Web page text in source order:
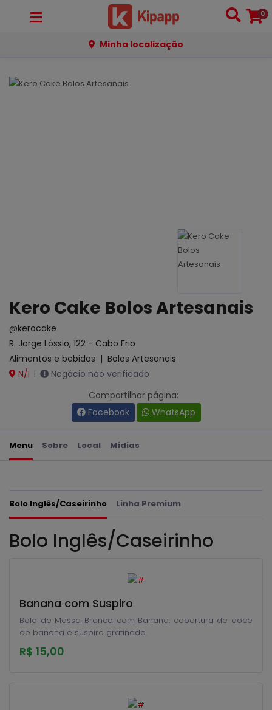
0
Minha localização
Kero Cake Bolos Artesanais
@kerocake
R. Jorge Lóssio, 122 - Cabo Frio
Alimentos e bebidas | Bolos Artesanais
N/I |
Negócio não verificado
Compartilhar página:
Facebook
WhatsApp
Menu Sobre Local Mídias
Bolo Inglês/Caseirinho Linha Premium
Bolo Inglês/Caseirinho
Banana com Suspiro
Bolo de Massa Branca com Banana, cobertura de doce
de banana e suspiro gratinado.
R$ 15,00